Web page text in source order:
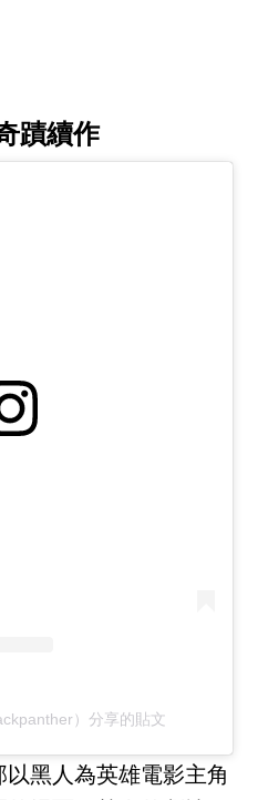
蹟續作
）分享的貼文
以黑人為英雄電影主角